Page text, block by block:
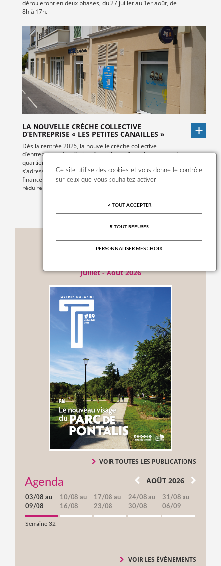
dérouleront en deux phases, du 27 juillet au 1er août, de
8h à 17h.
LA NOUVELLE CRÈCHE COLLECTIVE
D’ENTREPRISE « LES PETITES CANAILLES »
Dès la rentrée 2026, la nouvelle crèche collective
d’entreprise, « Les Petites Canailles » s’installe au cœur du
quartier Sainte-Honorine. Ce mode d’accueil innovant
s’adresse aux familles dont l’employeur participe au
financement de la place en crèche, permettant ainsi de
réduire significativement le reste à charge pour les parents.
VOIR TOUTES LES ACTUALITÉS
Publications
Juillet - Août 2026
VOIR TOUTES LES PUBLICATIONS
Agenda AOÛT 2026
03/08 au
09/08
Semaine 32
10/08 au
16/08
17/08 au
23/08
24/08 au
30/08
31/08 au
06/09
VOIR LES ÉVÉNEMENTS
Ce site utilise des cookies et vous donne le contrôle
sur ceux que vous souhaitez activer
TOUT ACCEPTER
TOUT REFUSER
PERSONNALISER MES CHOIX